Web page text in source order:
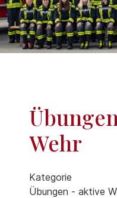
Wehr
Kategorie
Übungen - aktive